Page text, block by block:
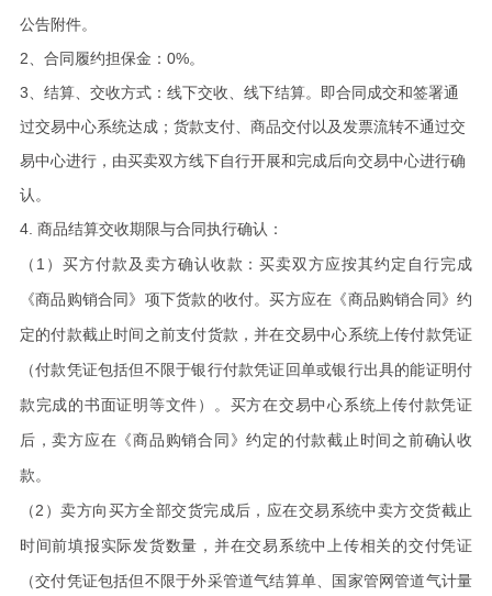
公告附件。
2、合同履约担保金：0%。
3、结算、交收方式：线下交收、线下结算。即合同成交和签署通
过交易中心系统达成；货款支付、商品交付以及发票流转不通过交
易中心进行，由买卖双方线下自行开展和完成后向交易中心进行确
认 。
4. 商品结算交收期限与合同执行确认：
（1） 买方付款及卖方确认收款：买卖双方应按其约定自行完成
《商品购销合同》项下货款的收付。买方应在《商品购销合同》约
定的付款截止时间之前支付货款，并在交易中心系统上传付款凭证
（付款凭证包括但不限于银行付款凭证回单或银行出具的能证明付
款完成的书面证明等文件）。买方在交易中心系统上传付款凭证
后，卖方应在《商品购销合同》约定的付款截止时间之前确认收
款 。
（2）卖方向买方全部交货完成后，应在交易系统中卖方交货截止
时间前填报实际发货数量，并在交易系统中上传相关的交付凭证
（交付凭证包括但不限于外采管道气结算单、国家管网管道气计量